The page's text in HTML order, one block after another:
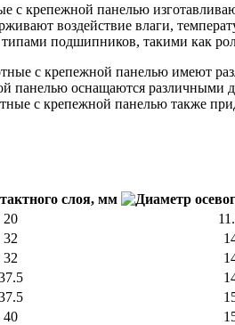
с крепежной панелью
воздействие влаги,
подшипников, такими как
с крепежной панелью имеют
панелью оснащаются
с крепежной панелью также
20
32
32
40